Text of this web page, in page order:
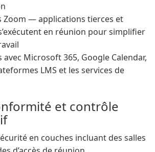
Zoom — applications tierces et
en réunion pour simplifier
Microsoft 365, Google Calendar,
LMS et les services de
et contrôle
en couches incluant des salles